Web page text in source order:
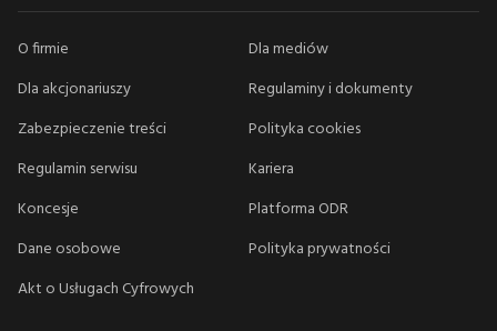
O firmie
Dla mediów
Dla akcjonariuszy
Regulaminy i dokumenty
Zabezpieczenie treści
Polityka cookies
Regulamin serwisu
Kariera
Koncesje
Platforma ODR
Dane osobowe
Polityka prywatności
Akt o Usługach Cyfrowych